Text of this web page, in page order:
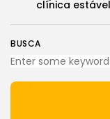
BUSCA
clínica estável